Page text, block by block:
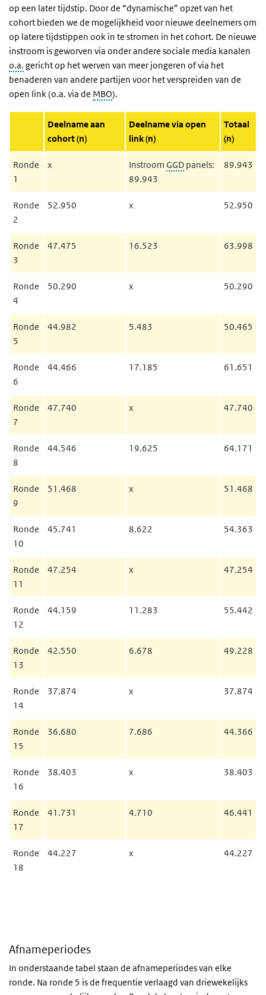
op een later tijdstip. Door de “dynamische” opzet van het
cohort bieden we de mogelijkheid voor nieuwe deelnemers om
op latere tijdstippen ook in te stromen in het cohort. De nieuwe
instroom is geworven via onder andere sociale media kanalen
o.a. gericht op het werven van meer jongeren of via het
benaderen van andere partijen voor het verspreiden van de
open link (o.a. via de MBO).
Deelname aan
cohort (n)
Deelname via open
link (n)
Totaal
(n)
Ronde
1
x Instroom GGDpanels:
89.943
89.943
Ronde
2
52.950 x 52.950
Ronde
3
47.475 16.523 63.998
Ronde
4
50.290 x 50.290
Ronde
5
44.982 5.483 50.465
Ronde
6
44.466 17.185 61.651
Ronde
7
47.740 x 47.740
Ronde
8
44.546 19.625 64.171
Ronde
9
51.468 x 51.468
Ronde
10
45.741 8.622 54.363
Ronde
11
47.254 x 47.254
Ronde
12
44.159 11.283 55.442
Ronde
13
42.550 6.678 49.228
Ronde
14
37.874 x 37.874
Ronde
15
36.680 7.686 44.366
Ronde
16
38.403 x 38.403
Ronde
17
41.731 4.710 46.441
Ronde
18
44.227 x 44.227
Afnameperiodes
In onderstaande tabel staan de afnameperiodes van elke
ronde. Na ronde 5 is de frequentie verlaagd van driewekelijks